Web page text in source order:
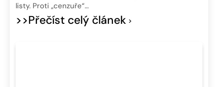
listy. Proti „cenzuře“…
>>Přečíst celý článek